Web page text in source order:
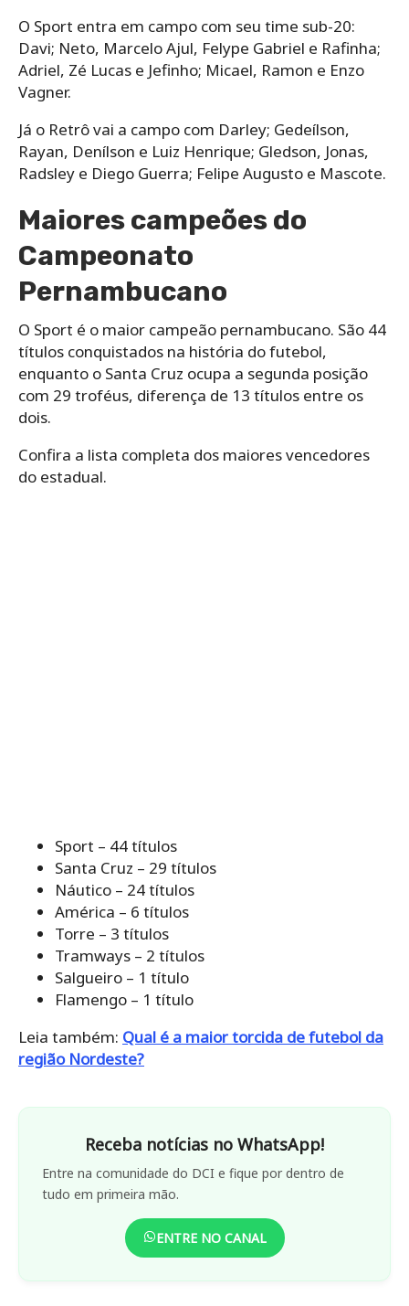
O Sport entra em campo com seu time sub-20:
Davi; Neto, Marcelo Ajul, Felype Gabriel e Rafinha;
Adriel, Zé Lucas e Jefinho; Micael, Ramon e Enzo
Vagner.
Já o Retrô vai a campo com Darley; Gedeílson,
Rayan, Denílson e Luiz Henrique; Gledson, Jonas,
Radsley e Diego Guerra; Felipe Augusto e Mascote.
Maiores campeões do
Campeonato
Pernambucano
O Sport é o maior campeão pernambucano. São 44
títulos conquistados na história do futebol,
enquanto o Santa Cruz ocupa a segunda posição
com 29 troféus, diferença de 13 títulos entre os
dois.
Confira a lista completa dos maiores vencedores
do estadual.
Sport – 44 títulos
Santa Cruz – 29 títulos
Náutico – 24 títulos
América – 6 títulos
Torre – 3 títulos
Tramways – 2 títulos
Salgueiro – 1 título
Flamengo – 1 título
Leia também: Qual é a maior torcida de futebol da
região Nordeste?
Receba notícias no WhatsApp!
Entre na comunidade do DCI e fique por dentro de
tudo em primeira mão.
ENTRE NO CANAL